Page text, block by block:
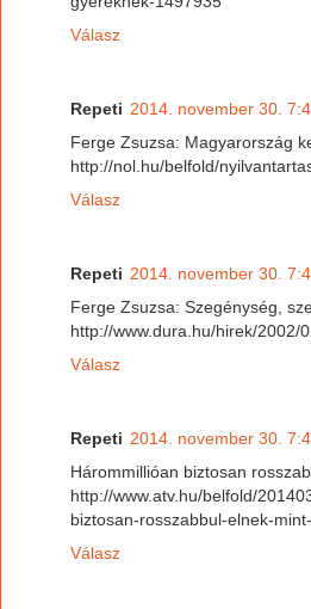
Válasz
Repeti 2014. november 30.
Ferge Zsuzsa: Magyarország
http://nol.hu/belfold/
Válasz
Repeti 2014. november 30.
Ferge Zsuzsa: Szegénység,
http://www.dura.hu/hirek/2002/
Válasz
Repeti 2014. november 30.
Hárommillióan biztosan
http://www.atv.hu/belfold/
biztosan-rosszabbul-elnek-
Válasz